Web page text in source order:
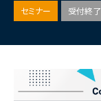
セミナー 受付終了